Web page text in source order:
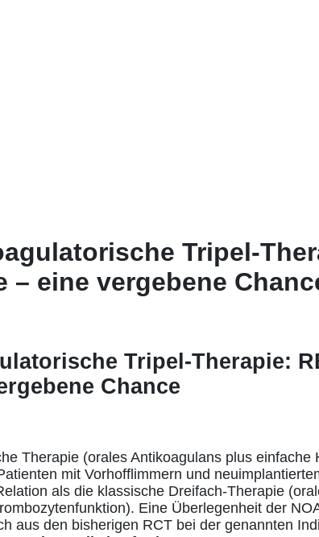
Tripel-
– eine vergebene
Tripel-Therapie:
Chance
Therapie (orales Antikoagulans plus einfache
mit Vorhofflimmern und
als die klassische Dreifach-Therapie
Eine Überlegenheit der
aus den bisherigen RCT bei der genannten